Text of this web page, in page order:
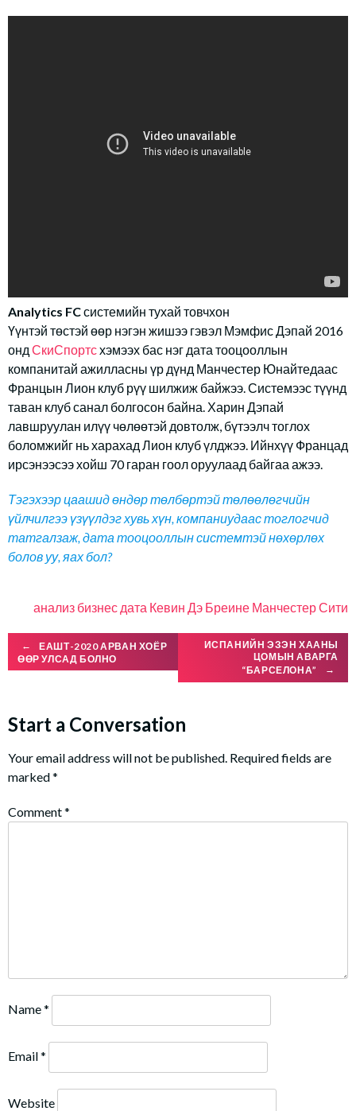
Analytics FCсистемийн тухай товчхон
Үүнтэй төстэй өөр нэгэн жишээ гэвэл Мэмфис Дэпай 2016
онд СкиСпортсхэмээх бас нэг дата тооцооллын
компанитай ажилласны үр дүнд Манчестер Юнайтедаас
Францын Лион клуб рүү шилжиж байжээ. Системээс түүнд
таван клуб санал болгосон байна. Харин Дэпай
лавшруулан илүү чөлөөтэй довтолж, бүтээлч тоглох
боломжийг нь харахад Лион клуб үлджээ. Ийнхүү Францад
ирсэнээсээ хойш 70 гаран гоол оруулаад байгаа ажээ.
Тэгэхээр цаашид өндөр төлбөртэй төлөөлөгчийн
үйлчилгээ үзүүлдэг хувь хүн, компаниудаас тоглогчид
татгалзаж, дата тооцооллын системтэй нөхөрлөх
болов уу, яах бол?
анализ бизнес дата Кевин Дэ Бреине Манчестер Сити
Post
←
ЕАШТ-2020 АРВАН ХОЁР
ӨӨР УЛСАД БОЛНО
ИСПАНИЙН ЭЗЭН ХААНЫ
ЦОМЫН АВАРГА
“БАРСЕЛОНА”
→
Start a Conversation
Your email address will not be published. Required fields are
marked*
Comment*
Name*
Email*
Website